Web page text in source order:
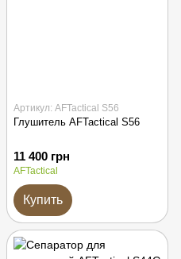
Артикул: AFTactical S56
Глушитель AFTactical S56
11 400 грн
AFTactical
Купить